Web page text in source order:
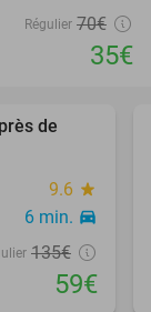
Régulier 70€
35€
favorite_border
de
9.6 star
6 min. directions_car
135€
59€